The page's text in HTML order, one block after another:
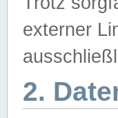
externer
2.